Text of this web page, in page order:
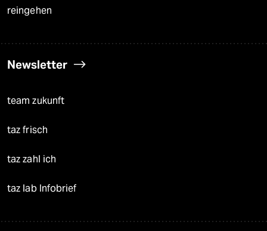
reingehen
Newsletter
team zukunft
taz frisch
taz zahl ich
taz lab Infobrief